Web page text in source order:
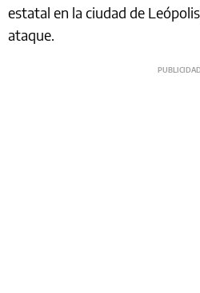
estatal en la ciudad de
ataque.